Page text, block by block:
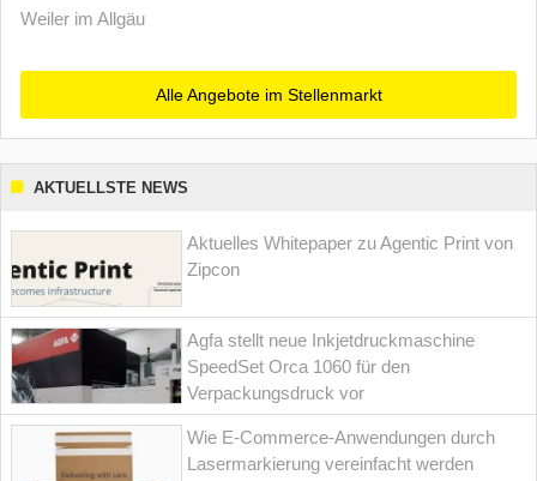
Weiler im Allgäu
Alle Angebote im Stellenmarkt
AKTUELLSTE NEWS
Aktuelles Whitepaper zu Agentic Print von
Zipcon
Agfa stellt neue Inkjetdruckmaschine
SpeedSet Orca 1060 für den
Verpackungsdruck vor
Wie E-Commerce-Anwendungen durch
Lasermarkierung vereinfacht werden